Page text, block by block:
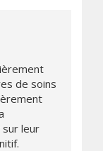
de soins
leur